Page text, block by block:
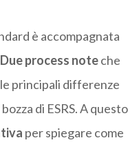
è accompagnata
Due process noteche
principali differenze
di ESRS. A questo
per spiegare come